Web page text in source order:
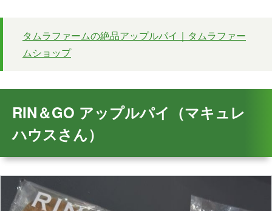
タムラファームの絶品アップルパイ｜タムラファー
ムショップ
RIN＆GO アップルパイ（マキュレ
ハウスさん）